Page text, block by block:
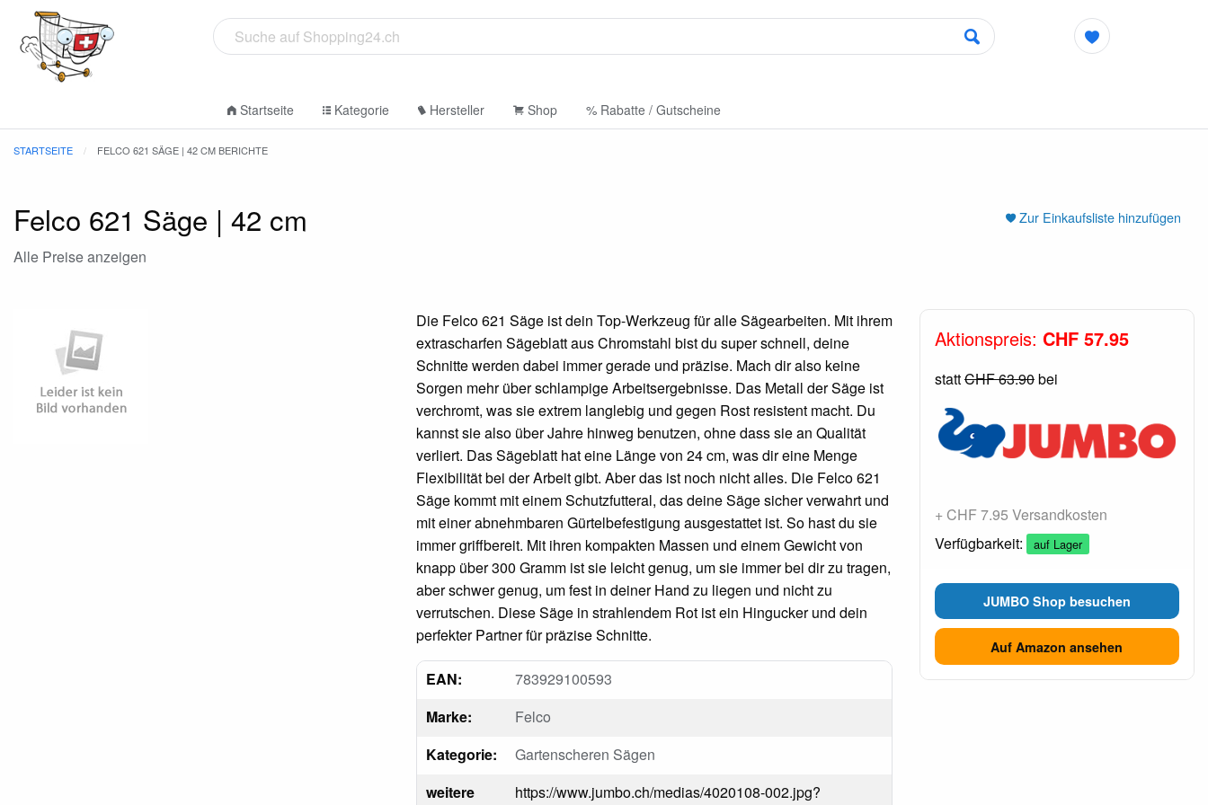
Startseite Kategorie Hersteller Shop % Rabatte / Gutscheine
STARTSEITE FELCO 621 SÄGE | 42 CM BERICHTE
Zur Einkaufsliste hinzufügen
Felco 621 Säge | 42 cm
Alle Preise anzeigen
Die Felco 621 Säge ist dein Top-Werkzeug für alle Sägearbeiten. Mit ihrem
extrascharfen Sägeblatt aus Chromstahl bist du super schnell, deine
Schnitte werden dabei immer gerade und präzise. Mach dir also keine
Sorgen mehr über schlampige Arbeitsergebnisse. Das Metall der Säge ist
verchromt, was sie extrem langlebig und gegen Rost resistent macht. Du
kannst sie also über Jahre hinweg benutzen, ohne dass sie an Qualität
verliert. Das Sägeblatt hat eine Länge von 24 cm, was dir eine Menge
Flexibilität bei der Arbeit gibt. Aber das ist noch nicht alles. Die Felco 621
Säge kommt mit einem Schutzfutteral, das deine Säge sicher verwahrt und
mit einer abnehmbaren Gürtelbefestigung ausgestattet ist. So hast du sie
immer griffbereit. Mit ihren kompakten Massen und einem Gewicht von
knapp über 300 Gramm ist sie leicht genug, um sie immer bei dir zu tragen,
aber schwer genug, um fest in deiner Hand zu liegen und nicht zu
verrutschen. Diese Säge in strahlendem Rot ist ein Hingucker und dein
perfekter Partner für präzise Schnitte.
EAN:
783929100593
Marke:
Felco
Kategorie:
Gartenscheren Sägen
weitere
https://www.jumbo.ch/medias/4020108-002.jpg?
Aktionspreis: CHF 57.95
stattCHF 63.90bei
+ CHF 7.95 Versandkosten
Verfügbarkeit:
auf Lager
JUMBO Shop besuchen
Auf Amazon ansehen